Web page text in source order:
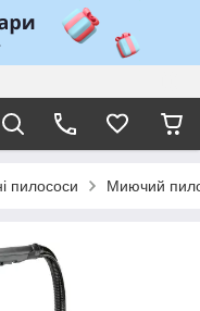
пилососи Миючий